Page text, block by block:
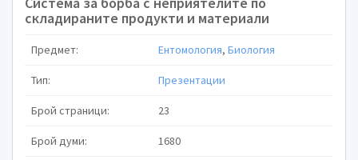
 Неприятелите по
складираните продукти и материали
Предмет: Ентомология, Биология
Тип: Презентации
Брой страници: 23
Брой думи: 1680